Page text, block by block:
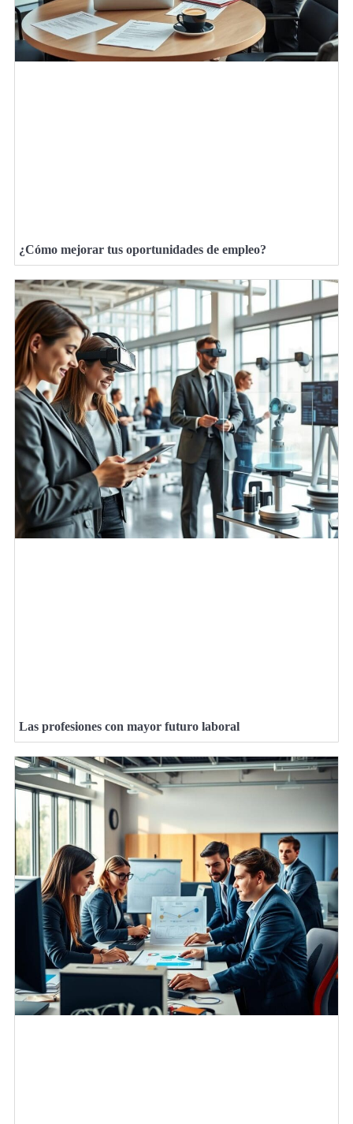
¿Cómo mejorar tus oportunidades de empleo?
Las profesiones con mayor futuro laboral